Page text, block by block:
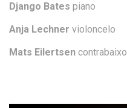
Django Bates piano
Anja Lechner violoncelo
Mats Eilertsen contrabaixo